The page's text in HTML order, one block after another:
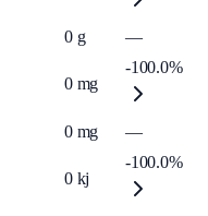
0 g —
0 mg
-100.0%
0 mg —
0 kj
-100.0%